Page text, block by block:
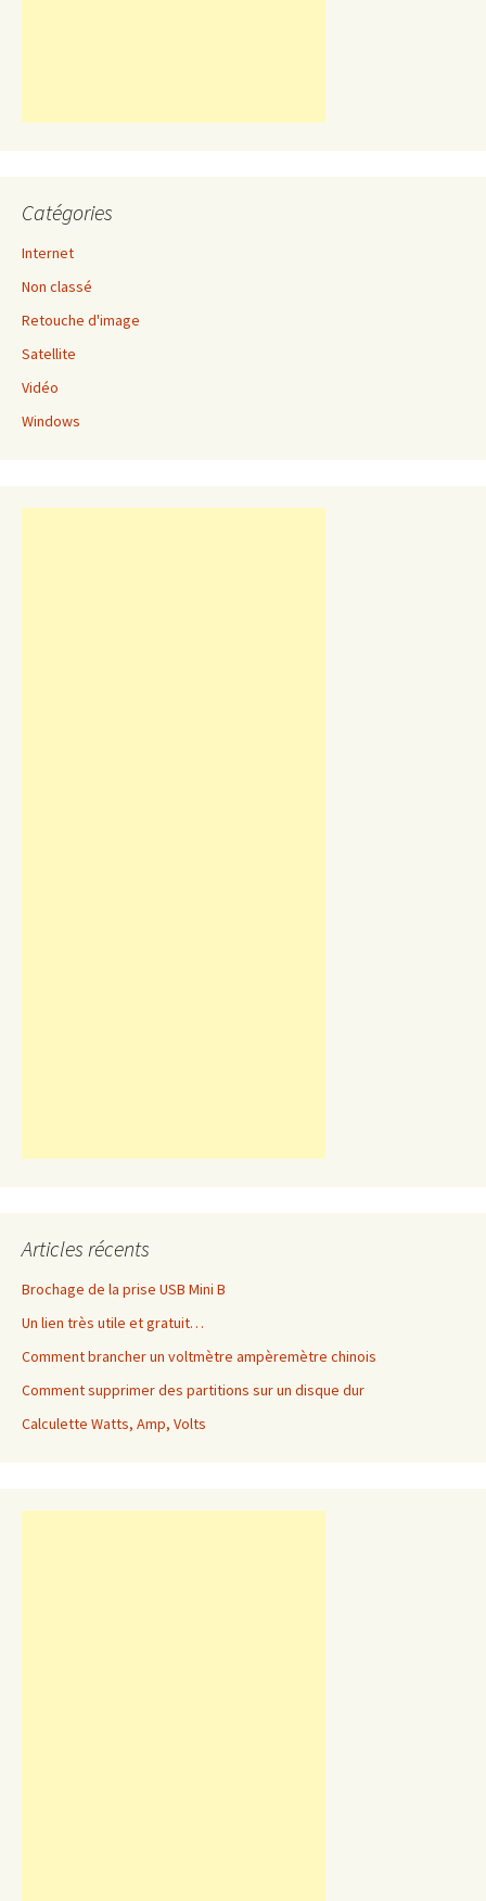
Catégories
Internet
Non classé
Retouche d'image
Satellite
Vidéo
Windows
Articles récents
Brochage de la prise USB Mini B
Un lien très utile et gratuit…
Comment brancher un voltmètre ampèremètre chinois
Comment supprimer des partitions sur un disque dur
Calculette Watts, Amp, Volts